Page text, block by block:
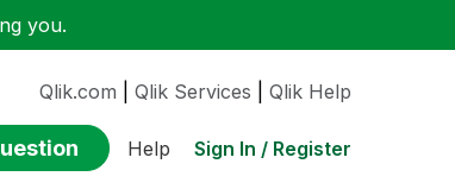
you.
Qlik.com Qlik Services Qlik Help
Help Sign In / Register